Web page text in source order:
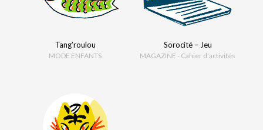
Tang’roulou
MODE ENFANTS
Sorocité – Jeu
MAGAZINE - Cahier d'activités